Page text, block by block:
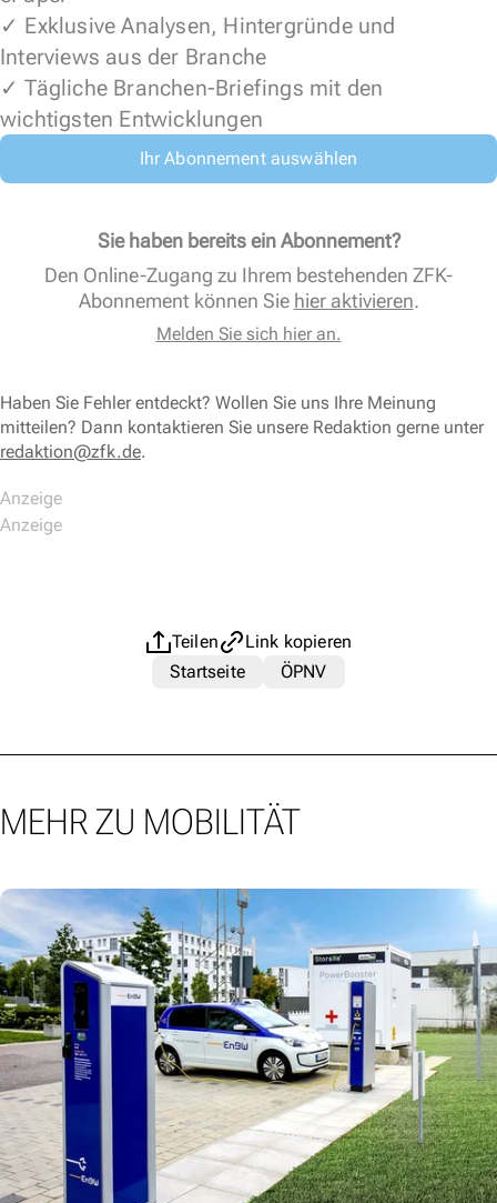
✓ Exklusive Analysen, Hintergründe und
Interviews aus der Branche
✓ Tägliche Branchen-Briefings mit den
wichtigsten Entwicklungen
Ihr Abonnement auswählen
Sie haben bereits ein Abonnement?
Den Online-Zugang zu Ihrem bestehenden ZFK-
Abonnement können Sie hier aktivieren.
Melden Sie sich hier an.
Haben Sie Fehler entdeckt? Wollen Sie uns Ihre Meinung
mitteilen? Dann kontaktieren Sie unsere Redaktion gerne unter
redaktion@zfk.de.
Teilen
Link kopieren
Startseite
ÖPNV
MEHR ZU MOBILITÄT